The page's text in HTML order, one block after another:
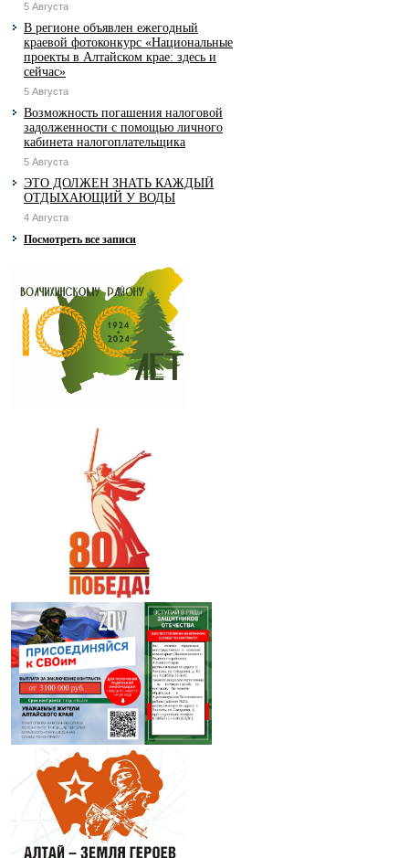
5 Августа
В регионе объявлен ежегодный
краевой фотоконкурс «Национальные
проекты в Алтайском крае: здесь и
сейчас»
5 Августа
Возможность погашения налоговой
задолженности с помощью личного
кабинета налогоплательщика
5 Августа
ЭТО ДОЛЖЕН ЗНАТЬ КАЖДЫЙ
ОТДЫХАЮЩИЙ У ВОДЫ
4 Августа
Посмотреть все записи